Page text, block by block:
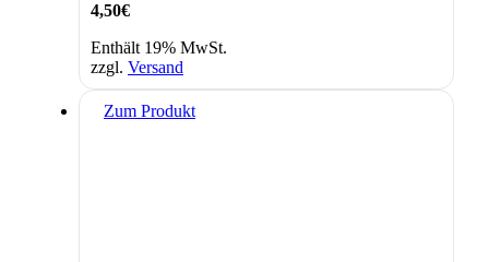
4,50€
Enthält 19% MwSt.
zzgl. Versand
Zum Produkt